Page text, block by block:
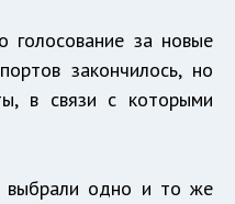
голосование за новые
закончилось, но
в связи с которыми
выбрали одно и то же